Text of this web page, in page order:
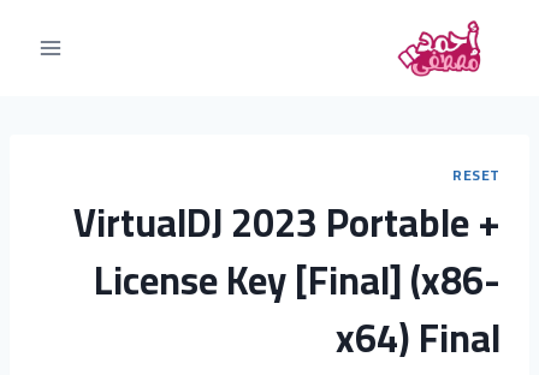
RESET
VirtualDJ 2023 Portable +
License Key [Final] (x86-
x64) Final